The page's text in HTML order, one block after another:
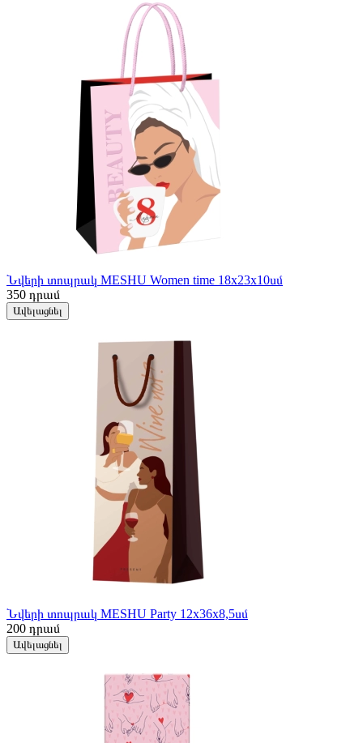
Նվերի տոպրակ MESHU Women time 18x23x10սմ
350 դրամ
Ավելացնել
Նվերի տոպրակ MESHU Party 12x36x8,5սմ
200 դրամ
Ավելացնել